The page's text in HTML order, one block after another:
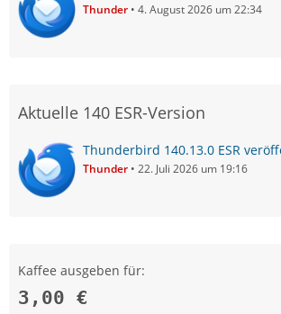
Thunder 4. August 2026 um 22:34
Aktuelle 140 ESR-Version
Thunderbird 140.13.0 ESR
Thunder 22. Juli 2026 um 19:16
Kaffee ausgeben für:
3,00 €